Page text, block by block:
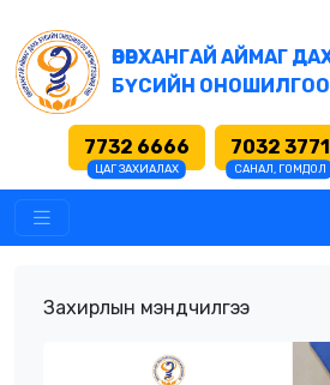
ӨВӨРХАНГАЙ АЙМАГ
БҮСИЙН ОНОШИЛГОО
7732 6666
ЦАГ ЗАХИАЛАХ
7032 3771
САНАЛ, ГОМДОЛ
Захирлын мэндчилгээ